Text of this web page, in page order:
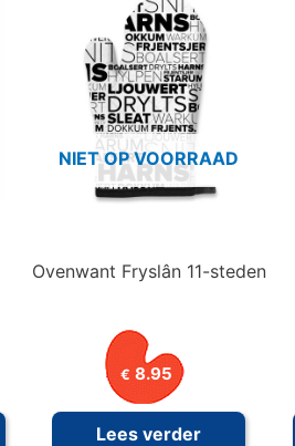
NIET OP VOORRAAD
Ovenwant Fryslân 11-steden
€ 8.95
Lees verder